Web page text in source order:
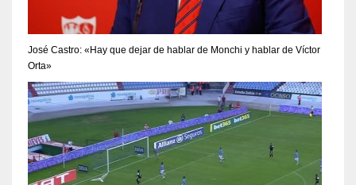
José Castro: «Hay que dejar de hablar de Monchi y hablar de Víctor
Orta»